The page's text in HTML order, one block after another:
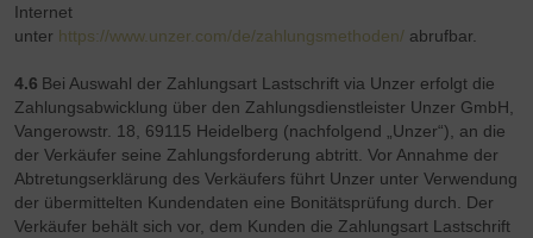
Internet
unter https://www.unzer.com/de/zahlungsmethoden/ abrufbar.
4.6 Bei Auswahl der Zahlungsart Lastschrift via Unzer erfolgt die
Zahlungsabwicklung über den Zahlungsdienstleister Unzer GmbH,
Vangerowstr. 18, 69115 Heidelberg (nachfolgend „Unzer“), an die
der Verkäufer seine Zahlungsforderung abtritt. Vor Annahme der
Abtretungserklärung des Verkäufers führt Unzer unter Verwendung
der übermittelten Kundendaten eine Bonitätsprüfung durch. Der
Verkäufer behält sich vor, dem Kunden die Zahlungsart Lastschrift